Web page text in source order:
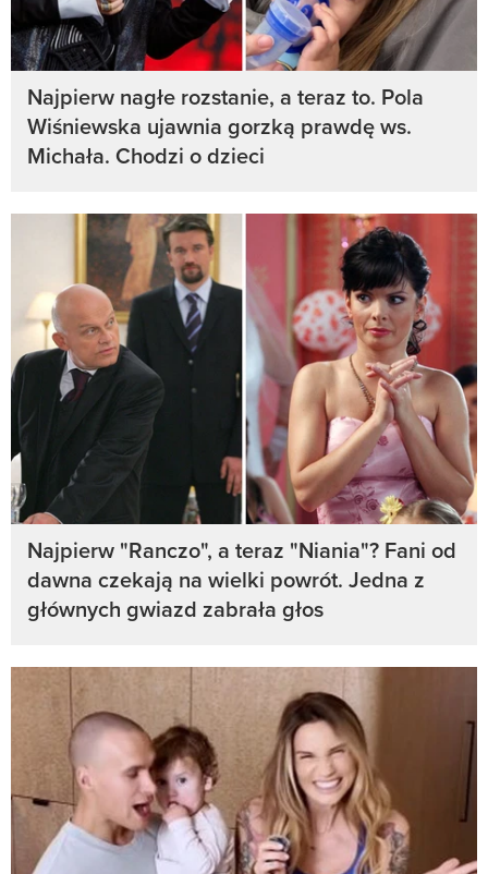
Najpierw nagłe rozstanie, a teraz to. Pola
Wiśniewska ujawnia gorzką prawdę ws.
Michała. Chodzi o dzieci
Najpierw "Ranczo", a teraz "Niania"? Fani od
dawna czekają na wielki powrót. Jedna z
głównych gwiazd zabrała głos